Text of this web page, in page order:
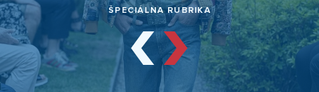
ŠPECIÁLNA RUBRIKA